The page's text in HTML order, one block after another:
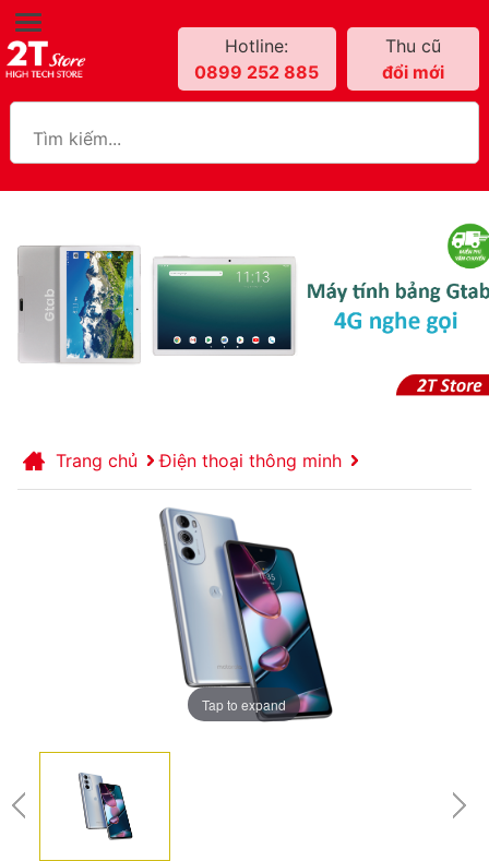
Hotline:
0899 252 885
Thu cũ
đổi mới
Trang chủ Điện thoại thông minh
Tap to expand